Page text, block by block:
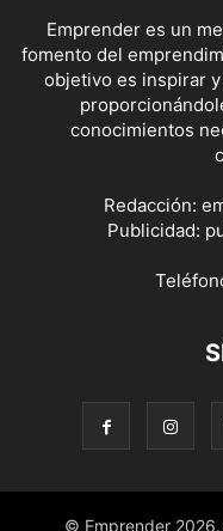
Emprender es un
fomento del
objetivo es inspirar
conocimientos
Redacción:
Publicidad:
© Emprender